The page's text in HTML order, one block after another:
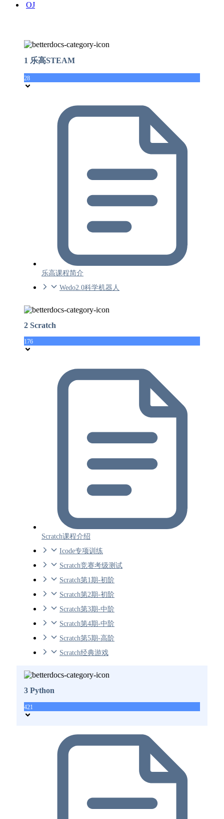
OJ
1 乐高STEAM
28
乐高课程简介
Wedo2.0科学机器人
2 Scratch
176
Scratch课程介绍
Icode专项训练
Scratch竞赛考级测试
Scratch第1期-初阶
Scratch第2期-初阶
Scratch第3期-中阶
Scratch第4期-中阶
Scratch第5期-高阶
Scratch经典游戏
3 Python
421